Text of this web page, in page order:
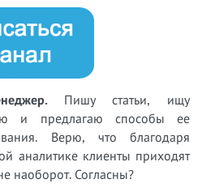
Пишу статьи, ищу
и предлагаю способы ее
Верю, что благодаря
аналитике клиенты приходят
наоборот. Согласны?